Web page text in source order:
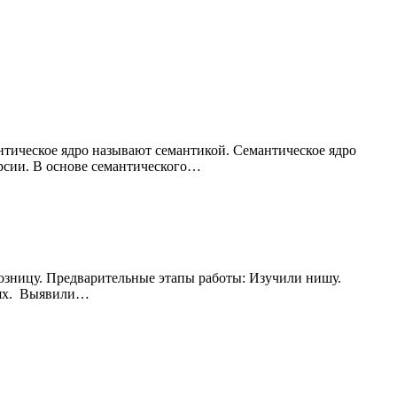
ядро называют семантикой. Семантическое ядро
В основе семантического…
Предварительные этапы работы: Изучили нишу.
Выявили…